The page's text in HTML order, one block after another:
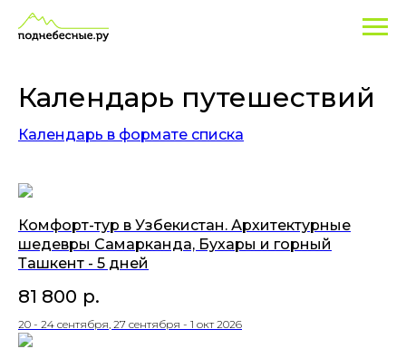
Календарь путешествий
Календарь в формате списка
Комфорт-тур в Узбекистан. Архитектурные
шедевры Самарканда, Бухары и горный
Ташкент - 5 дней
81 800 р.
20 - 24 сентября, 27 сентября - 1 окт 2026